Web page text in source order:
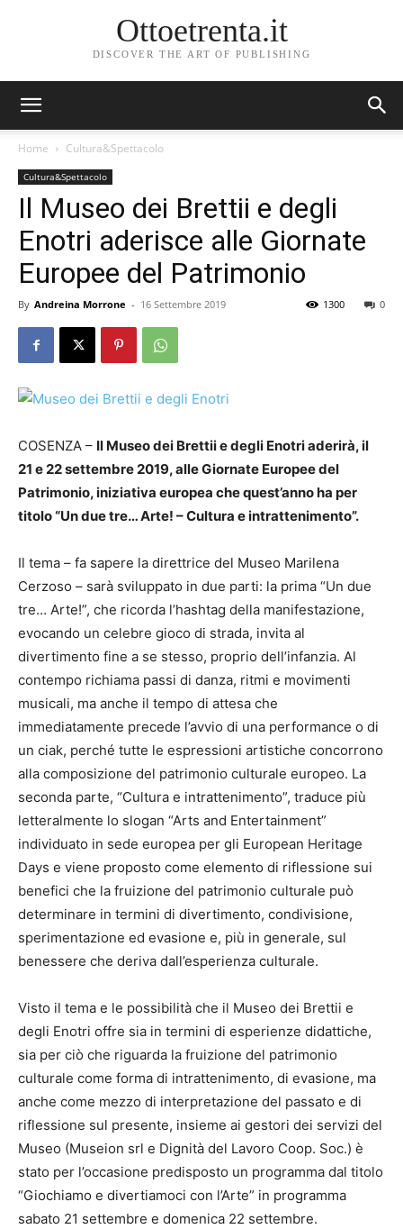
Ottoetrenta.it
DISCOVER THE ART OF PUBLISHING
Home Cultura&Spettacolo
Cultura&Spettacolo
Il Museo dei Brettii e degli
Enotri aderisce alle Giornate
Europee del Patrimonio
By Andreina Morrone - 16 Settembre 2019 0
1300
COSENZA – Il Museo dei Brettii e degli Enotri aderirà, il
21 e 22 settembre 2019, alle Giornate Europee del
Patrimonio, iniziativa europea che quest’anno ha per
titolo “Un due tre… Arte! – Cultura e intrattenimento”.
Il tema – fa sapere la direttrice del Museo Marilena
Cerzoso – sarà sviluppato in due parti: la prima “Un due
tre… Arte!”, che ricorda l’hashtag della manifestazione,
evocando un celebre gioco di strada, invita al
divertimento fine a se stesso, proprio dell’infanzia. Al
contempo richiama passi di danza, ritmi e movimenti
musicali, ma anche il tempo di attesa che
immediatamente precede l’avvio di una performance o di
un ciak, perché tutte le espressioni artistiche concorrono
alla composizione del patrimonio culturale europeo. La
seconda parte, “Cultura e intrattenimento”, traduce più
letteralmente lo slogan “Arts and Entertainment”
individuato in sede europea per gli European Heritage
Days e viene proposto come elemento di riflessione sui
benefici che la fruizione del patrimonio culturale può
determinare in termini di divertimento, condivisione,
sperimentazione ed evasione e, più in generale, sul
benessere che deriva dall’esperienza culturale.
Visto il tema e le possibilità che il Museo dei Brettii e
degli Enotri offre sia in termini di esperienze didattiche,
sia per ciò che riguarda la fruizione del patrimonio
culturale come forma di intrattenimento, di evasione, ma
anche come mezzo di interpretazione del passato e di
riflessione sul presente, insieme ai gestori dei servizi del
Museo (Museion srl e Dignità del Lavoro Coop. Soc.) è
stato per l’occasione predisposto un programma dal titolo
“Giochiamo e divertiamoci con l’Arte” in programma
sabato 21 settembre e domenica 22 settembre.